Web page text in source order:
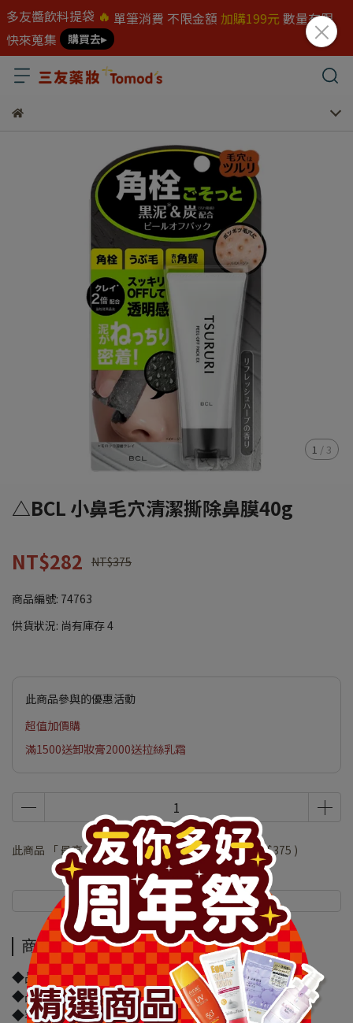
多友醬飲料提袋 🔥 單筆消費 不限金額 加購199元 數量有限
快來蒐集
購買去▸
1 / 3
△BCL 小鼻毛穴清潔撕除鼻膜40g
NT$282 NT$375
商品編號: 74763
供貨狀況: 尚有庫存 4
此商品參與的優惠活動
超值加價購
滿1500送卸妝膏2000送拉絲乳霜
此商品 「 最高 」可以折抵紅利75000點 (約等於NT$375 )
商品介紹 規格說明
商品介紹
◆品牌名稱：BCL
◆品名：△BCL 小鼻毛穴清潔撕除鼻膜40g
◆容量/規格：40g